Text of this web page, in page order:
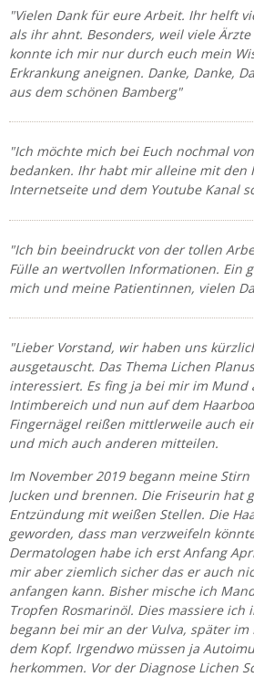
"Vielen Dank für eure Arbeit. Ihr helft
als ihr ahnt. Besonders, weil viele
konnte ich mir nur durch euch mein
Erkrankung aneignen. Danke, Danke,
aus dem schönen Bamberg"
"Ich möchte mich bei Euch nochmal
bedanken. Ihr habt mir alleine mit den
Internetseite und dem Youtube Kanal
"Ich bin beeindruckt von der tollen
Fülle an wertvollen Informationen. Ein
mich und meine Patientinnen, vielen
"Lieber Vorstand, wir haben uns
ausgetauscht. Das Thema Lichen
interessiert. Es fing ja bei mir im Mund
Intimbereich und nun auf dem
Fingernägel reißen mittlerweile auch
und mich auch anderen mitteilen.
Im November 2019 begann meine
Jucken und brennen. Die Friseurin hat
Entzündung mit weißen Stellen. Die
geworden, dass man verzweifeln
Dermatologen habe ich erst Anfang
mir aber ziemlich sicher das er auch
anfangen kann. Bisher mische ich
Tropfen Rosmarinöl. Dies massiere ich
begann bei mir an der Vulva, später
dem Kopf. Irgendwo müssen ja
herkommen. Vor der Diagnose Lichen